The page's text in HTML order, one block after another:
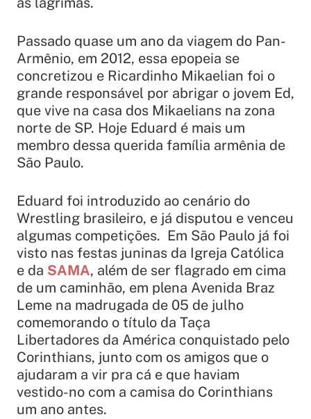
Passado quase um ano da viagem do Pan-
Armênio, em 2012, essa epopeia se
concretizou e Ricardinho Mikaelian foi o
grande responsável por abrigar o jovem Ed,
que vive na casa dos Mikaelians na zona
norte de SP. Hoje Eduard é mais um
membro dessa querida família armênia de
São Paulo.
Eduard foi introduzido ao cenário do
Wrestling brasileiro, e já disputou e venceu
algumas competições. Em São Paulo já foi
visto nas festas juninas da Igreja Católica
e da SAMA, além de ser flagrado em cima
de um caminhão, em plena Avenida Braz
Leme na madrugada de 05 de julho
comemorando o título da Taça
Libertadores da América conquistado pelo
Corinthians, junto com os amigos que o
ajudaram a vir pra cá e que haviam
vestido-no com a camisa do Corinthians
um ano antes.